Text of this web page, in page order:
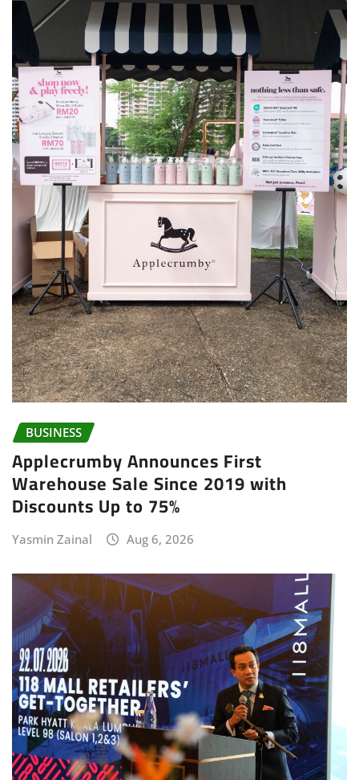
BUSINESS
Applecrumby Announces First
Warehouse Sale Since 2019 with
Discounts Up to 75%
Yasmin Zainal Aug 6, 2026